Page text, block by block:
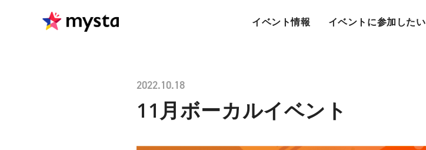
イベント情報 イベントに参加したい
2022.10.18
11月ボーカルイベント